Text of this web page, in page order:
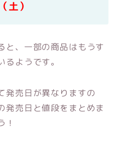
）
と、一部の商品はもうす
ようです。
発売日が異なりますの
発売日と値段をまとめま
！